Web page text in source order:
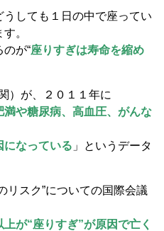
しても１日の中で座ってい
。
が“座りすぎは寿命を縮め
）が、２０１１年に
や糖尿病、高血圧、がんな
になっている 」というデータ
リスク”についての国際会議
が“座りすぎ”が原因で亡く